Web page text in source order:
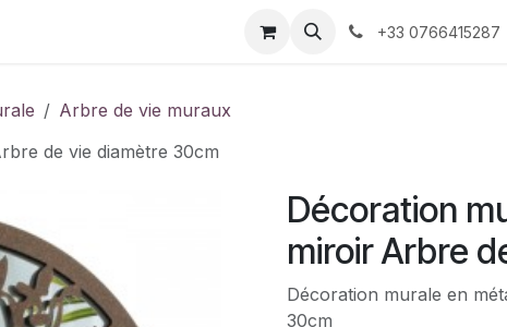
Nos produits faits-main À propos de
+33 0766415287
Arbre de vie muraux
de vie diamètre 30cm
Décoration
miroir Arbre
Décoration murale en
30cm